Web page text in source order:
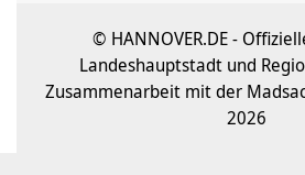
© HANNOVER.DE -
Landeshauptstadt und
Zusammenarbeit mit der
2026